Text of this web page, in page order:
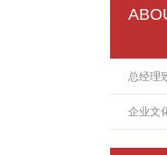
总经理
企业文